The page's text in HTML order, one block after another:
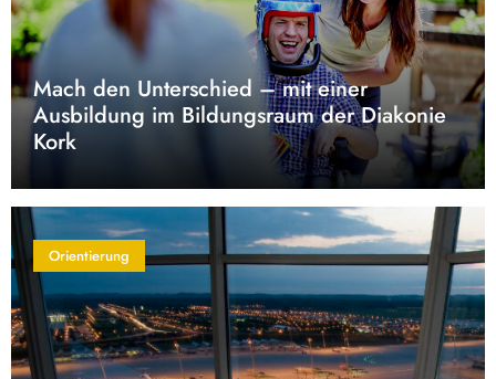
Mach den Unterschied – mit einer
Ausbildung im Bildungsraum der Diakonie
Kork
Orientierung